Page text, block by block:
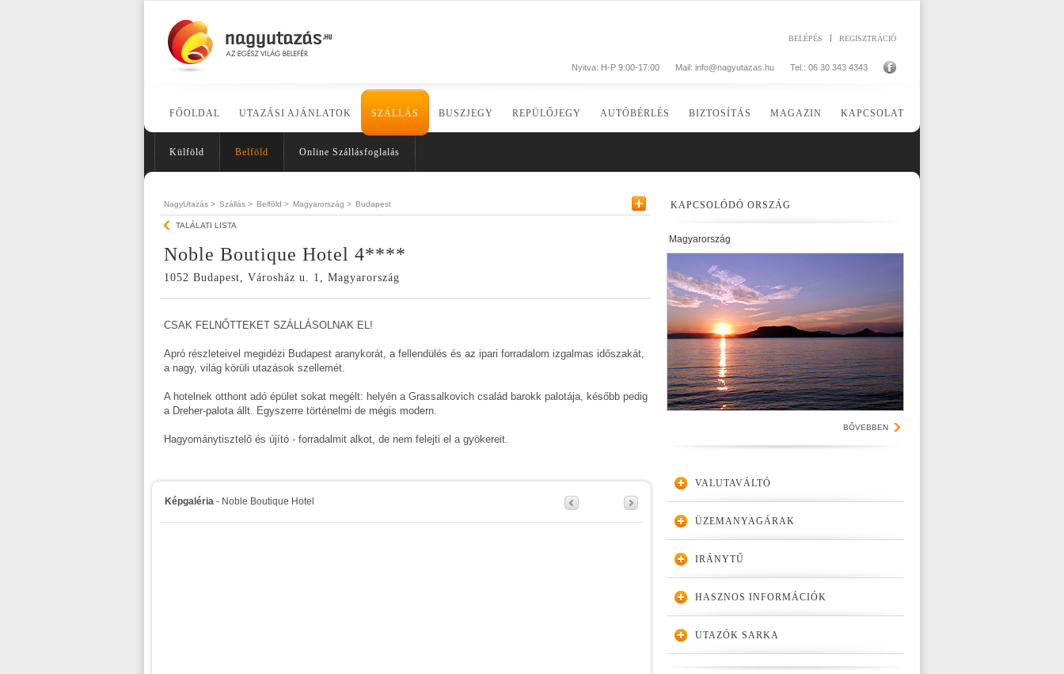
REGISZTRÁCIÓ
BELÉPÉS
Tel.: 06 30 343 4343
Mail: info@nagyutazas.hu
Nyitva: H-P 9:00-17:00
FŐOLDAL UTAZÁSI AJÁNLATOK SZÁLLÁS BUSZJEGY REPÜLŐJEGY AUTÓBÉRLÉS BIZTOSÍTÁS MAGAZIN KAPCSOLAT
Külföld Belföld Online Szállásfoglalás
NagyUtazás > Szállás > Belföld > Magyarország > Budapest
TALÁLATI LISTA
Noble Boutique Hotel 4****
1052 Budapest, Városház u. 1, Magyarország
CSAK FELNŐTTEKET SZÁLLÁSOLNAK EL!
Apró részleteivel megidézi Budapest aranykorát, a fellendülés és az ipari forradalom izgalmas időszakát,
a nagy, világ körüli utazások szellemét.
A hotelnek otthont adó épület sokat megélt: helyén a Grassalkovich család barokk palotája, később pedig
a Dreher-palota állt. Egyszerre történelmi de mégis modern.
Hagyománytisztelő és újító - forradalmit alkot, de nem felejti el a gyökereit.
Képgaléria - Noble Boutique Hotel
KAPCSOLÓDÓ ORSZÁG
Magyarország
BŐVEBBEN
VALUTAVÁLTÓ
ÜZEMANYAGÁRAK
IRÁNYTŰ
HASZNOS INFORMÁCIÓK
UTAZÓK SARKA